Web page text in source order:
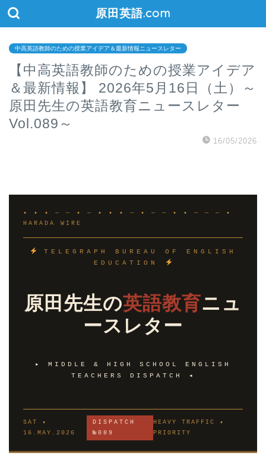
原田英語.com
中高英語教師のための授業アイデア＆最新情報ニュースレター
【中高英語教師のための授業アイデア
＆最新情報】 2026年5月16日（土）～
原田先生の英語教育ニュースレター
Vol.089～
16/05/2026
▪ ▪ ▪ — — ▪ — ▪ ▪ ▪ — ▪ — — ▪ ▪ — — — ▪
HARADA WIRE
TELEGRAPH BUREAU OF ENGLISH
EDUCATION
原田先生の英語教育ニュ
ースレター
▸ MIDDLE & HIGH SCHOOL ENGLISH
TEACHERS DISPATCH ◂
SAT ▪
16.MAY.2026
DISPATCH
№089
HEAVY TRAFFIC ▪
PRIORITY